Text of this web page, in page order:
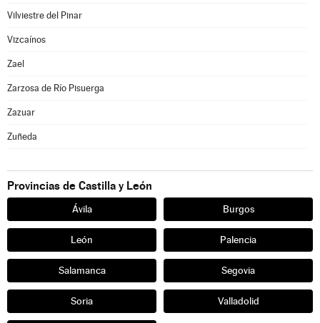
Vilviestre del Pinar
Vizcaínos
Zael
Zarzosa de Río Pisuerga
Zazuar
Zuñeda
Provincias de Castilla y León
Ávila Burgos
León Palencia
Salamanca Segovia
Soria Valladolid